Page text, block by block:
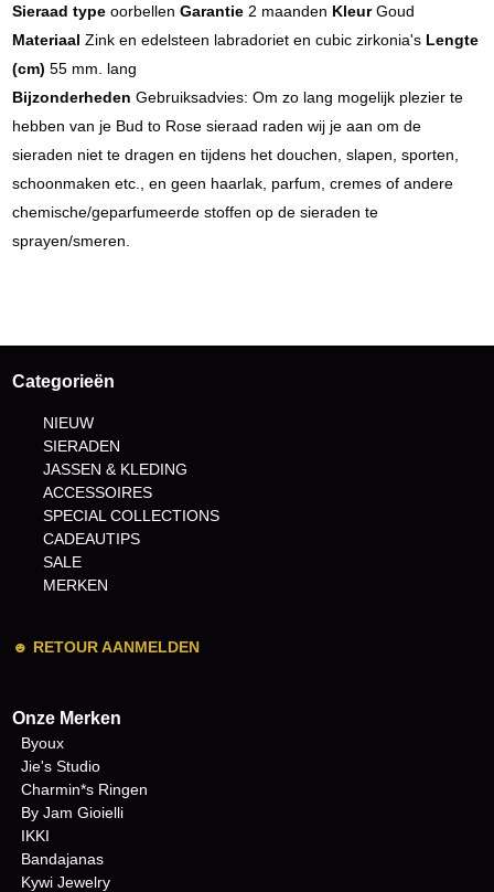
Sieraad typeoorbellen Garantie 2 maanden KleurGoud
Materiaal Zink en edelsteen labradoriet en cubic zirkonia's Lengte
(cm) 55 mm. lang
Bijzonderheden Gebruiksadvies: Om zo lang mogelijk plezier te
hebben van je Bud to Rose sieraad raden wij je aan om de
sieraden niet te dragen en tijdens het douchen, slapen, sporten,
schoonmaken etc., en geen haarlak, parfum, cremes of andere
chemische/geparfumeerde stoffen op de sieraden te
sprayen/smeren.
Categorieën
NIEUW
SIERADEN
JASSEN & KLEDING
ACCESSOIRES
SPECIAL COLLECTIONS
CADEAUTIPS
SALE
MERKEN
☻ RETOUR AANMELDEN
Onze Merken
Byoux
Jie's Studio
Charmin*s Ringen
By Jam Gioielli
IKKI
Bandajanas
Kywi Jewelry